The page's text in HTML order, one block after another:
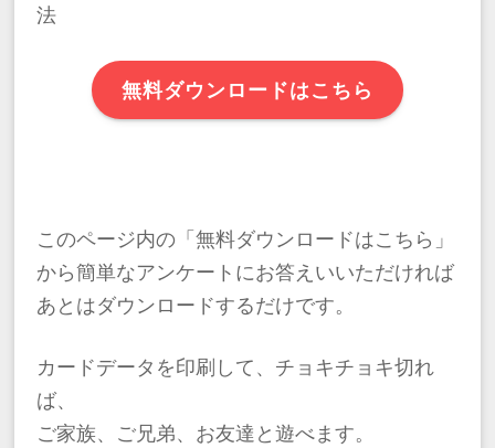
法
無料ダウンロードはこちら
このページ内の「無料ダウンロードはこちら」
から簡単なアンケートにお答えいいただければ
あとはダウンロードするだけです。
​カードデータを印刷して、チョキチョキ切れ
ば、
ご家族、ご兄弟、お友達と遊べます。